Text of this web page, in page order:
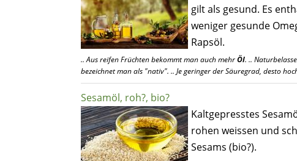
gilt als gesund. Es
weniger gesunde
Rapsöl.
.. Aus reifen Früchten bekommt man auch mehrÖl. ..
bezeichnet man als "nativ". .. Je geringer der Säuregrad, desto
Sesamöl, roh?, bio?
Kaltgepresstes
rohen weissen und
Sesams (bio?).